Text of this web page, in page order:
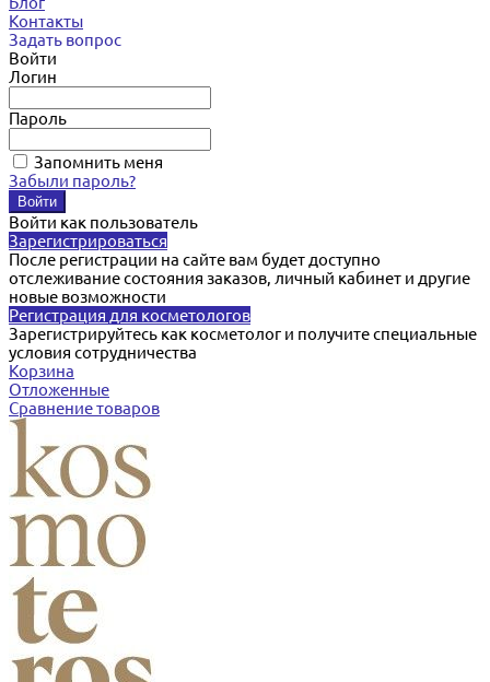
Контакты
Задать вопрос
Войти
Логин
Пароль
Запомнить меня
Забыли пароль?
Войти как пользователь
Зарегистрироваться
После регистрации на сайте вам будет доступно
отслеживание состояния заказов, личный кабинет и другие
новые возможности
Регистрация для косметологов
Зарегистрируйтесь как косметолог и получите специальные
условия сотрудничества
Корзина
Отложенные
Сравнение товаров